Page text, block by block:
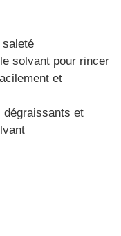
saleté
solvant pour rincer
et
dégraissants et